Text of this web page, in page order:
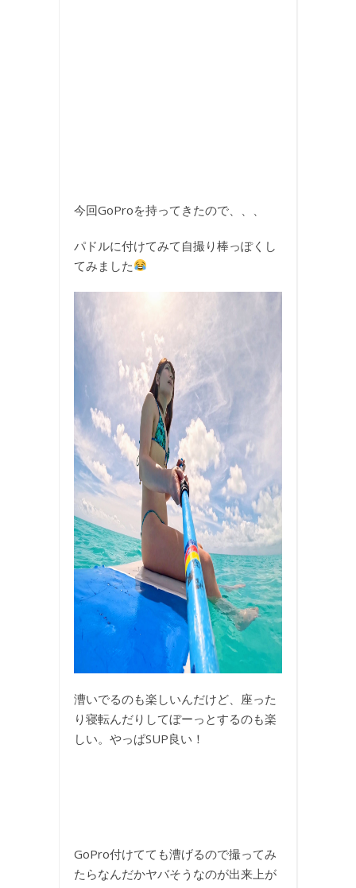
今回GoProを持ってきたので、、、
パドルに付けてみて自撮り棒っぽくし
てみました
漕いでるのも楽しいんだけど、座った
り寝転んだりしてぼーっとするのも楽
しい。やっぱSUP良い！
GoPro付けてても漕げるので撮ってみ
たらなんだかヤバそうなのが出来上が